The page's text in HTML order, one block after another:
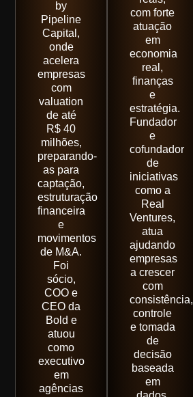
by
Pipeline
Capital,
onde
acelera
empresas
com
valuation
de até
R$ 40
milhões,
preparando-
as para
captação,
estruturação
financeira
e
movimentos
de M&A.
Foi
sócio,
COO e
CEO da
Bold e
atuou
como
executivo
em
agências
com forte
atuação
em
economia
real,
finanças
e
estratégia.
Fundador
e
cofundador
de
iniciativas
como a
Real
Ventures,
atua
ajudando
empresas
a crescer
com
consistência,
controle
e tomada
de
decisão
baseada
em